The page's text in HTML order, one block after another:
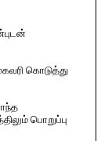
கொடுத்து
பொறுப்பு